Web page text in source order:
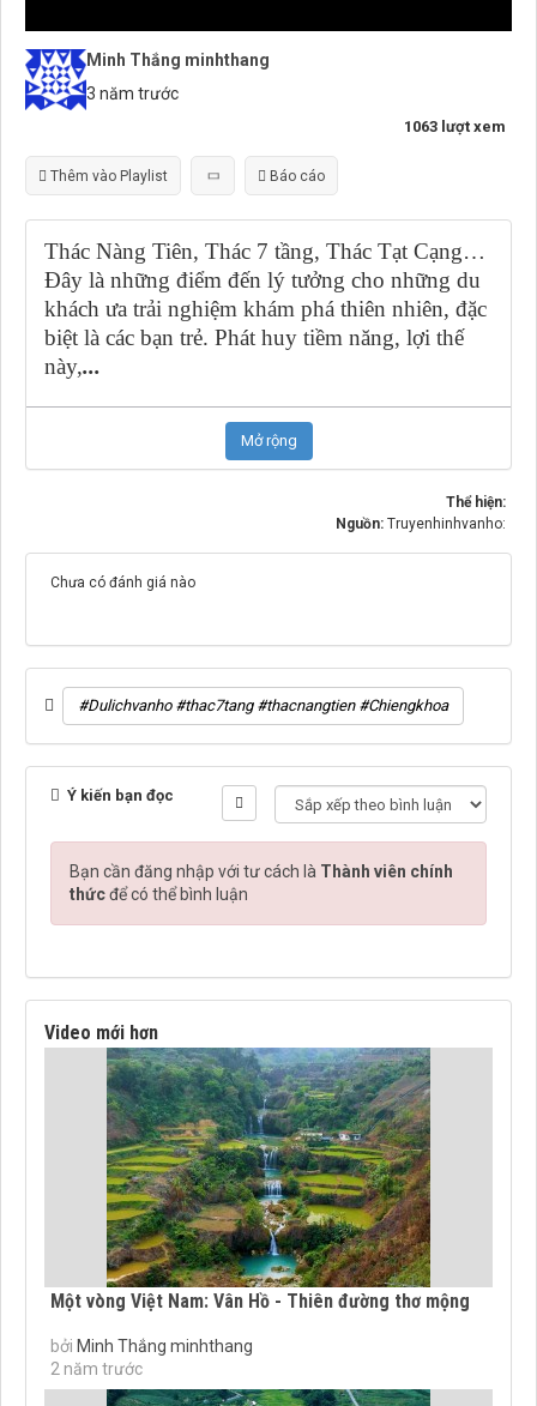
Minh Thắng minhthang
3 năm trước
1063 lượt xem
Thêm vào Playlist Báo cáo
Thác Nàng Tiên, Thác 7 tầng, Thác Tạt Cạng…
Đây là những điểm đến lý tưởng cho những du
khách ưa trải nghiệm khám phá thiên nhiên, đặc
biệt là các bạn trẻ. Phát huy tiềm năng, lợi thế
này,...
Mở rộng
Thể hiện:
Nguồn: Truyenhinhvanho:
Chưa có đánh giá nào
#Dulichvanho #thac7tang #thacnangtien #Chiengkhoa
Ý kiến bạn đọc
Bạn cần đăng nhập với tư cách là Thành viên chính
thứcđể có thể bình luận
Video mới hơn
Một vòng Việt Nam: Vân Hồ - Thiên đường thơ mộng
bởi Minh Thắng minhthang
2 năm trước